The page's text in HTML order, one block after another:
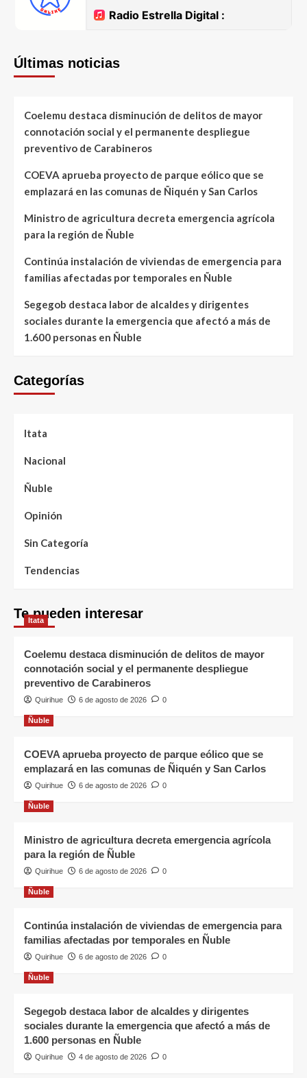
Últimas noticias
Coelemu destaca disminución de delitos de mayor
connotación social y el permanente despliegue
preventivo de Carabineros
COEVA aprueba proyecto de parque eólico que se
emplazará en las comunas de Ñiquén y San Carlos
Ministro de agricultura decreta emergencia agrícola
para la región de Ñuble
Continúa instalación de viviendas de emergencia para
familias afectadas por temporales en Ñuble
Segegob destaca labor de alcaldes y dirigentes
sociales durante la emergencia que afectó a más de
1.600 personas en Ñuble
Categorías
Itata
Nacional
Ñuble
Opinión
Sin Categoría
Tendencias
Te pueden interesar
Itata
Coelemu destaca disminución de delitos de mayor
connotación social y el permanente despliegue
preventivo de Carabineros
Quirihue 6 de agosto de 2026 0
Ñuble
COEVA aprueba proyecto de parque eólico que se
emplazará en las comunas de Ñiquén y San Carlos
Quirihue 6 de agosto de 2026 0
Ñuble
Ministro de agricultura decreta emergencia agrícola
para la región de Ñuble
Quirihue 6 de agosto de 2026 0
Ñuble
Continúa instalación de viviendas de emergencia para
familias afectadas por temporales en Ñuble
Quirihue 6 de agosto de 2026 0
Ñuble
Segegob destaca labor de alcaldes y dirigentes
sociales durante la emergencia que afectó a más de
1.600 personas en Ñuble
Quirihue 4 de agosto de 2026 0